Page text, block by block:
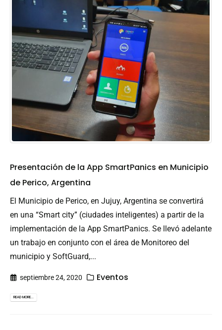
Presentación de la App SmartPanics en Municipio
de Perico, Argentina
El Municipio de Perico, en Jujuy, Argentina se convertirá
en una “Smart city” (ciudades inteligentes) a partir de la
implementación de la App SmartPanics. Se llevó adelante
un trabajo en conjunto con el área de Monitoreo del
municipio y SoftGuard,...
septiembre 24, 2020 Eventos
READ MORE...